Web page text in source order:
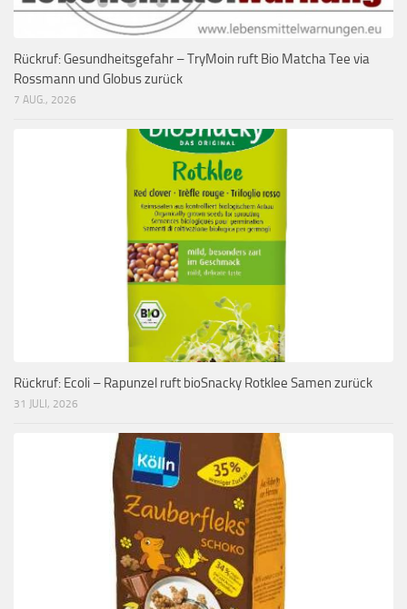
Rückruf: Gesundheitsgefahr – TryMoin ruft Bio Matcha Tee via
Rossmann und Globus zurück
7 AUG., 2026
Rückruf: Ecoli – Rapunzel ruft bioSnacky Rotklee Samen zurück
31 JULI, 2026